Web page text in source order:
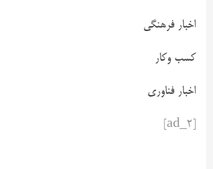
اخبار فرهنگی
کسب وکار
اخبار فناوری